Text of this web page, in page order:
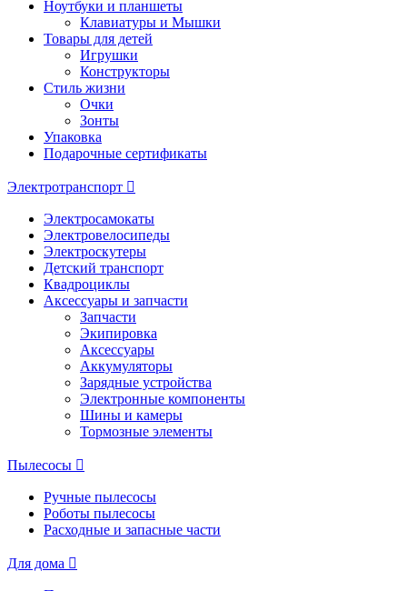
Ноутбуки и планшеты
Клавиатуры и Мышки
Товары для детей
Игрушки
Конструкторы
Стиль жизни
Очки
Зонты
Упаковка
Подарочные сертификаты
Электротранспорт
Электросамокаты
Электровелосипеды
Электроскутеры
Детский транспорт
Квадроциклы
Аксессуары и запчасти
Запчасти
Экипировка
Аксессуары
Аккумуляторы
Зарядные устройства
Электронные компоненты
Шины и камеры
Тормозные элементы
Пылесосы
Ручные пылесосы
Роботы пылесосы
Расходные и запасные части
Для дома